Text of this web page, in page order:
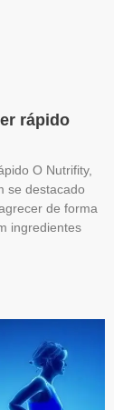
rápido
O Nutrifity,
se destacado
de forma
ingredientes